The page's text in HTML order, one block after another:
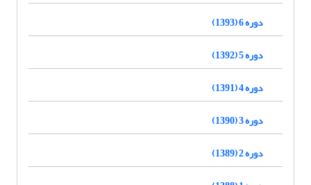
دوره 6 (1393)
دوره 5 (1392)
دوره 4 (1391)
دوره 3 (1390)
دوره 2 (1389)